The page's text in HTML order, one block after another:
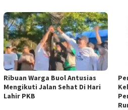
Ribuan Warga Buol Antusias
Mengikuti Jalan Sehat Di Hari
Lahir PKB